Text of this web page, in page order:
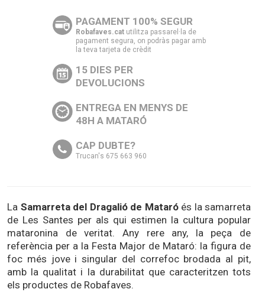
PAGAMENT 100% SEGUR
Robafaves.cat utilitza passarel·la de
pagament segura, on podràs pagar amb
la teva tarjeta de crèdit
15 DIES PER
DEVOLUCIONS
ENTREGA EN MENYS DE
48H A MATARÓ
CAP DUBTE?
Trucan's 675 663 960
La Samarreta del Dragalió de Mataróés la samarreta
de Les Santes per als qui estimen la cultura popular
mataronina de veritat. Any rere any, la peça de
referència per a la Festa Major de Mataró: la figura de
foc més jove i singular del correfoc brodada al pit,
amb la qualitat i la durabilitat que caracteritzen tots
els productes de Robafaves.